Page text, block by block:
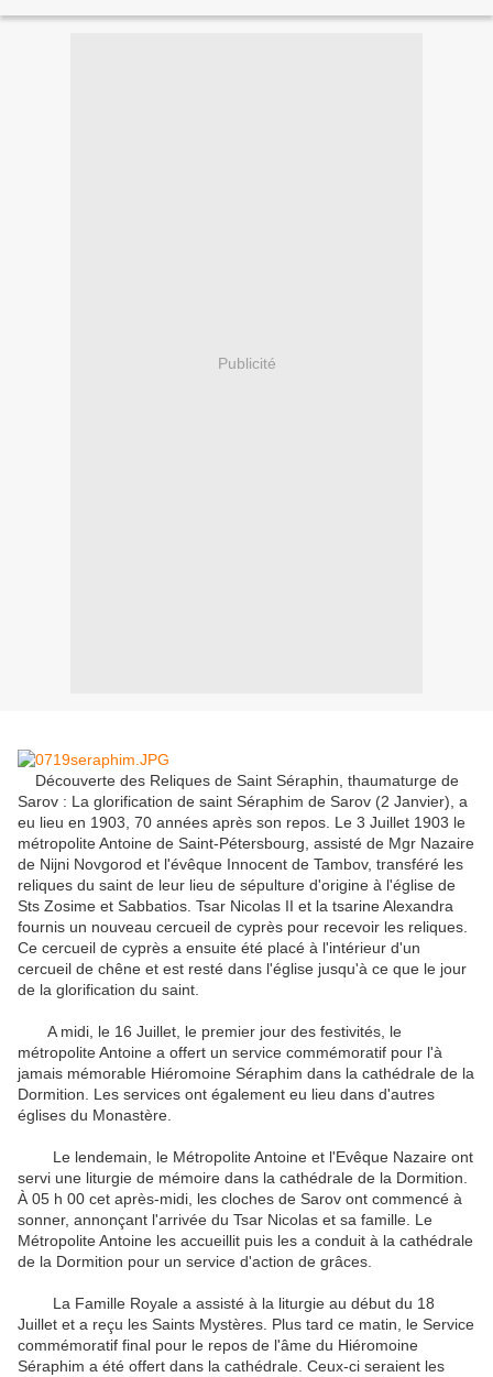
Publicité
Découverte des Reliques de Saint Séraphin, thaumaturge de
Sarov : La glorification de saint Séraphim de Sarov (2 Janvier), a
eu lieu en 1903, 70 années après son repos. Le 3 Juillet 1903 le
métropolite Antoine de Saint-Pétersbourg, assisté de Mgr Nazaire
de Nijni Novgorod et l'évêque Innocent de Tambov, transféré les
reliques du saint de leur lieu de sépulture d'origine à l'église de
Sts Zosime et Sabbatios. Tsar Nicolas II et la tsarine Alexandra
fournis un nouveau cercueil de cyprès pour recevoir les reliques.
Ce cercueil de cyprès a ensuite été placé à l'intérieur d'un
cercueil de chêne et est resté dans l'église jusqu'à ce que le jour
de la glorification du saint.
A midi, le 16 Juillet, le premier jour des festivités, le
métropolite Antoine a offert un service commémoratif pour l'à
jamais mémorable Hiéromoine Séraphim dans la cathédrale de la
Dormition. Les services ont également eu lieu dans d'autres
églises du Monastère.
Le lendemain, le Métropolite Antoine et l'Evêque Nazaire ont
servi une liturgie de mémoire dans la cathédrale de la Dormition.
À 05 h 00 cet après-midi, les cloches de Sarov ont commencé à
sonner, annonçant l'arrivée du Tsar Nicolas et sa famille. Le
Métropolite Antoine les accueillit puis les a conduit à la cathédrale
de la Dormition pour un service d'action de grâces.
La Famille Royale a assisté à la liturgie au début du 18
Juillet et a reçu les Saints Mystères. Plus tard ce matin, le Service
commémoratif final pour le repos de l'âme du Hiéromoine
Séraphim a été offert dans la cathédrale. Ceux-ci seraient les